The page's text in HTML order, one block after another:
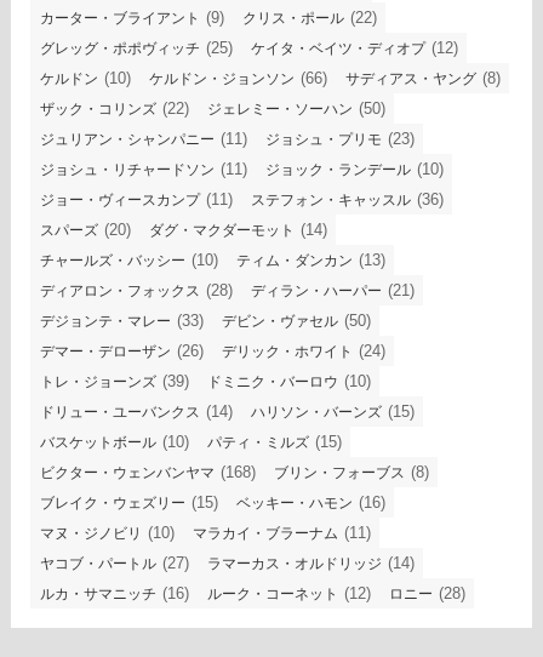
カーター・ブライアント (9) クリス・ポール (22)
グレッグ・ポポヴィッチ (25) ケイタ・ベイツ・ディオプ(12)
ケルドン (10) ケルドン・ジョンソン (66) サディアス・ヤング (8)
ザック・コリンズ (22) ジェレミー・ソーハン (50)
ジュリアン・シャンパニー (11) ジョシュ・プリモ (23)
ジョシュ・リチャードソン (11) ジョック・ランデール (10)
ジョー・ヴィースカンプ(11) ステフォン・キャッスル (36)
スパーズ (20) ダグ・マクダーモット (14)
チャールズ・バッシー (10) ティム・ダンカン (13)
ディアロン・フォックス (28) ディラン・ハーパー (21)
デジョンテ・マレー (33) デビン・ヴァセル (50)
デマー・デローザン (26) デリック・ホワイト (24)
トレ・ジョーンズ (39) ドミニク・バーロウ (10)
ドリュー・ユーバンクス (14) ハリソン・バーンズ (15)
バスケットボール (10) パティ・ミルズ (15)
ビクター・ウェンバンヤマ (168) ブリン・フォーブス (8)
ブレイク・ウェズリー (15) ベッキー・ハモン (16)
マヌ・ジノビリ (10) マラカイ・ブラーナム (11)
ヤコブ・パートル (27) ラマーカス・オルドリッジ (14)
ルカ・サマニッチ (16) ルーク・コーネット (12) ロニー (28)